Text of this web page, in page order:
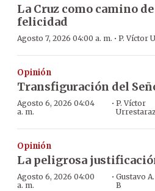
La Cruz como camino de
felicidad
Agosto 7, 2026 04:00 a. m. · P. Víctor
Opinión
Transfiguración del
Agosto 6, 2026 04:04
a. m.
· P. Víctor
Opinión
La peligrosa
Agosto 6, 2026 04:00
a. m.
· Gustavo
B